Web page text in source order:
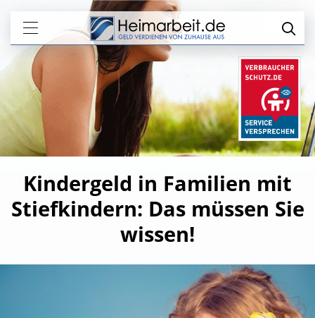
Kindergeld in Familien mit
Stiefkindern: Das müssen Sie
wissen!